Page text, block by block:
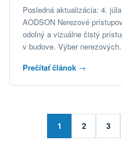
Posledná aktualizácia: 4.
AODSON Nerezové
odolný a vizuálne čistý
v budove. Výber
Prečítať článok →
1 2 3